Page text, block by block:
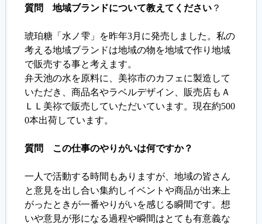
質問 地域ブランドについて教えてください ？
琥珀糖「水ノ雫」を昨年3月に発売しました。私の
考える地域ブランドは地域の物を地域で作り地域
で販売する事と考えます。
弁天池の水を原料に、美祢市のカフェに製造して
いただき、商品名やラベルデザイン、販売店もＡ
ＬＬ美祢で販売していただいています。現在約500
0本出荷しています。
質問 この仕事のやりがいは何ですか？
一人で活動する時間もありますが、地域の皆さん
と意見を出し合い集約しイベントや商品が出来上
がったときが一番やりがいを感じる瞬間です。想
いや意見が形になる過程や瞬間はとても有意義な